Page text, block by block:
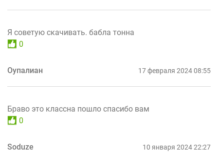
Я советую скачивать. бабла тонна
0
Оупалиан 17 февраля 2024 08:55
Браво это классна пошло спасибо вам
0
Soduze 10 января 2024 22:27